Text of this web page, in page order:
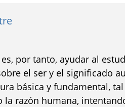
por tanto, ayudar al
el ser y el significado
básica y fundamental,
razón humana,